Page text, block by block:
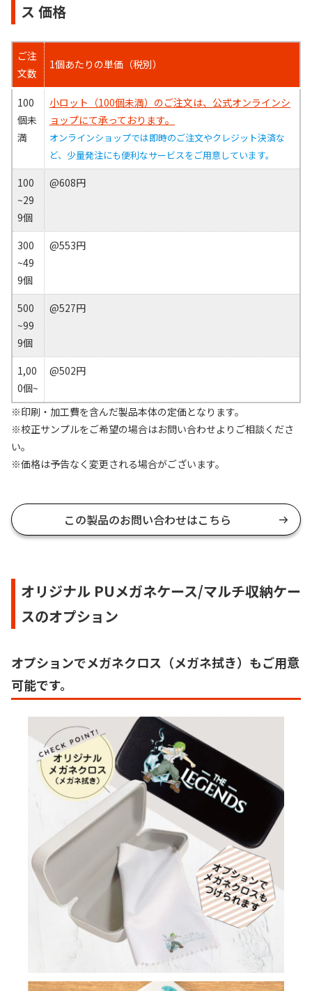
ス 価格
ご注
文数
1個あたりの単価（税別）
100
個未
満
小ロット（100個未満）のご注文は、公式オンラインシ
ョップにて承っております。
オンラインショップでは即時のご注文やクレジット決済な
ど、少量発注にも便利なサービスをご用意しています。
100
~29
9個
@608円
300
~49
9個
@553円
500
~99
9個
@527円
1,00
0個~
@502円
※印刷・加工費を含んだ製品本体の定価となります。
※校正サンプルをご希望の場合はお問い合わせよりご相談くださ
い。
※価格は予告なく変更される場合がございます。
この製品のお問い合わせはこちら
オリジナル PUメガネケース/マルチ収納ケー
スのオプション
オプションでメガネクロス（メガネ拭き）もご用意
可能です。